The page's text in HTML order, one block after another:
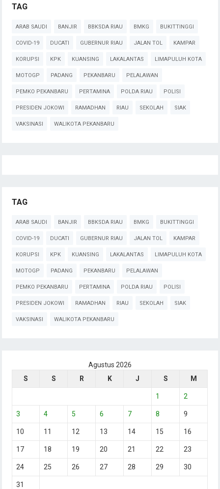
TAG
ARAB SAUDI BANJIR BBKSDA RIAU BMKG BUKITTINGGI
COVID-19 DUCATI GUBERNUR RIAU JALAN TOL KAMPAR
KORUPSI KPK KUANSING LAKALANTAS LIMAPULUH KOTA
MOTOGP PADANG PEKANBARU PELALAWAN
PEMKO PEKANBARU PERTAMINA POLDA RIAU POLISI
PRESIDEN JOKOWI RAMADHAN RIAU SEKOLAH SIAK
VAKSINASI WALIKOTA PEKANBARU
TAG
ARAB SAUDI BANJIR BBKSDA RIAU BMKG BUKITTINGGI
COVID-19 DUCATI GUBERNUR RIAU JALAN TOL KAMPAR
KORUPSI KPK KUANSING LAKALANTAS LIMAPULUH KOTA
MOTOGP PADANG PEKANBARU PELALAWAN
PEMKO PEKANBARU PERTAMINA POLDA RIAU POLISI
PRESIDEN JOKOWI RAMADHAN RIAU SEKOLAH SIAK
VAKSINASI WALIKOTA PEKANBARU
Agustus 2026
S
S R K J S M
1 2
3 4 5 6 7 8 9
10 11 12 13 14 15 16
17 18 19 20 21 22 23
24 25 26 27 28 29 30
31